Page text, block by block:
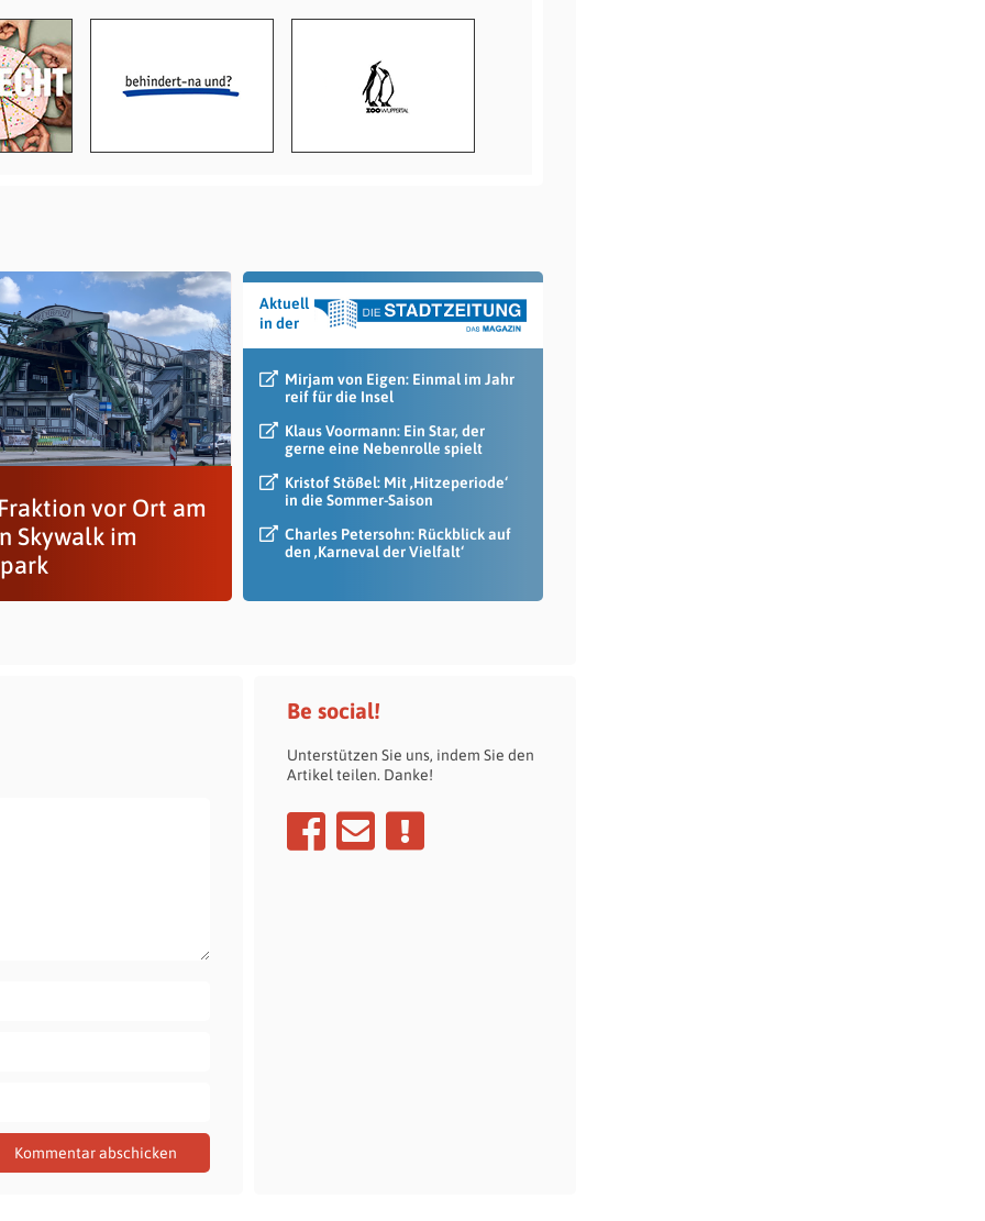
vor Ort am
Skywalk im
Aktuell
in der
Mirjam von Eigen: Einmal im Jahr
reif für die Insel
Klaus Voormann: Ein Star, der
gerne eine Nebenrolle spielt
Kristof Stößel: Mit ‚Hitzeperiode‘
in die Sommer-Saison
Charles Petersohn: Rückblick auf
den ‚Karneval der Vielfalt‘
Be social!
Unterstützen Sie uns, indem Sie den
Artikel teilen. Danke!